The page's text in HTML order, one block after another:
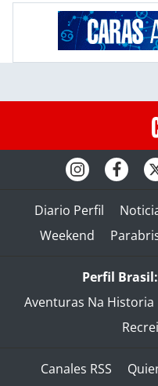
Diario Perfil
Weekend
Perfil Brasil:
Aventuras Na Historia
Canales RSS